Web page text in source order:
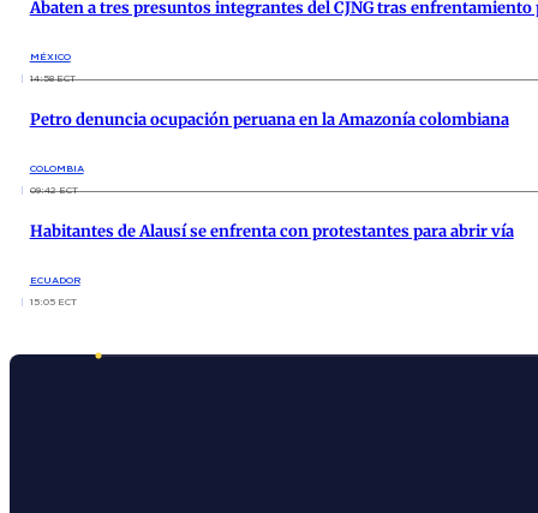
Abaten a tres presuntos integrantes del CJNG tras
MÉXICO
14:58 ECT
Petro denuncia ocupación peruana en la Amazonía colombiana
COLOMBIA
09:42 ECT
Habitantes de Alausí se enfrenta con protestantes para abrir vía
ECUADOR
15:05 ECT